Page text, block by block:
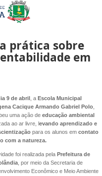
prática sobre
em
9 de abril, aEscola Municipal
Cacique Armando Gabriel Polo,
uma ação de educação ambiental
ao ar livre, levando aprendizado e
para os alunos em contato
com a natureza.
foi realizada pela Prefeitura de
, por meio da Secretaria de
Econômico e Meio Ambiente